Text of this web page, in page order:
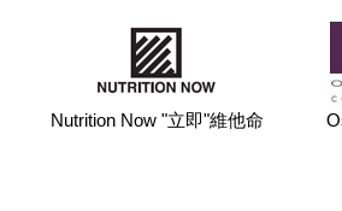
Nutrition Now "立即"維他命